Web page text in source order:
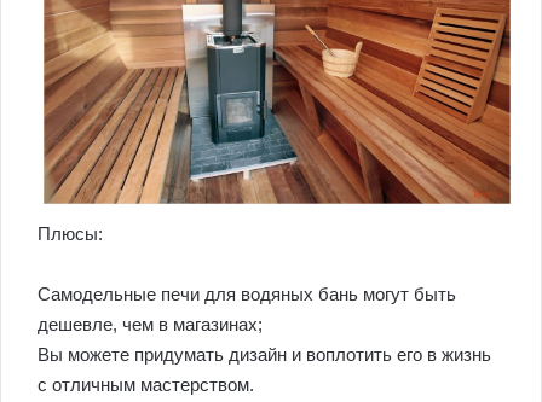
Плюсы:
Самодельные печи для водяных бань могут быть
дешевле, чем в магазинах;
Вы можете придумать дизайн и воплотить его в жизнь
с отличным мастерством.